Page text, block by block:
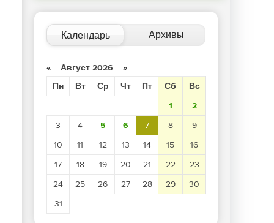
Календарь Архивы
« Август 2026 »
Пн
Вт Ср Чт Пт Сб
Вс
1
2
3
4 5 6 7 8
9
10
11 12 13 14 15
16
17
18 19 20 21 22
23
24
25 26 27 28 29
30
31